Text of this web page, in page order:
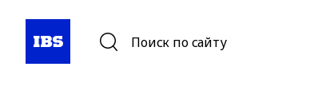
Поиск по сайту